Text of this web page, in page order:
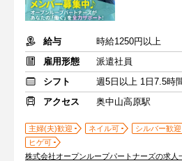
給与
時給1250円以上
雇用形態
派遣社員
シフト
週5日以上 1日7.5時
アクセス
奥中山高原駅
主婦(夫)歓迎 ネイル可 シルバー歓迎
ヒゲ可
株式会社オープンループパートナーズの求人